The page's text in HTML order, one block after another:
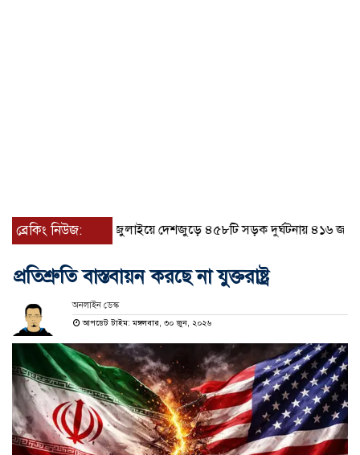
ব্রেকিং নিউজ: জুলাইয়ে দেশজুড়ে ৪৫৮টি সড়ক দুর্ঘটনায় ৪১৬ জন নিহত
প্রতিশ্রুতি বাস্তবায়ন করছে না যুক্তরাষ্ট্র
অনলাইন ডেস্ক
আপডেট টাইম: মঙ্গলবার, ৩০ জুন, ২০২৬